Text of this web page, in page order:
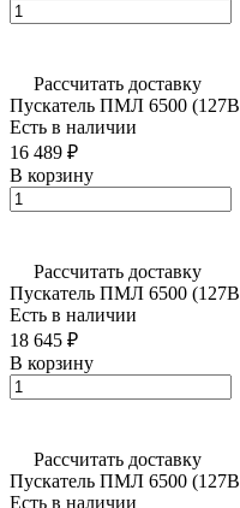
Рассчитать доставку
Пускатель ПМЛ 6500
Есть в наличии
16 489 ₽
В корзину
Рассчитать доставку
Пускатель ПМЛ 6500
Есть в наличии
18 645 ₽
В корзину
Рассчитать доставку
Пускатель ПМЛ 6500
Есть в наличии